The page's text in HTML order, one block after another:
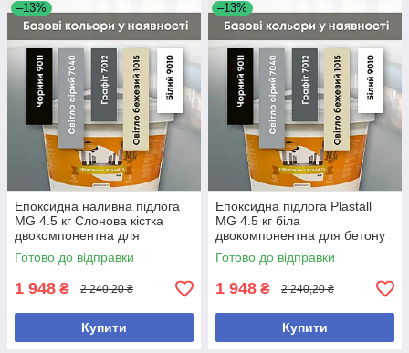
–13%
Епоксидна наливна підлога
MG 4.5 кг Слонова кістка
двокомпонентна для
житлових та виробничих
приміщень
Готово до відправки
1 948 ₴ 2 240,20 ₴
Купити
–13%
Епоксидна підлога Plastall
MG 4.5 кг біла
двокомпонентна для бетону
та металу наливна
самовирівнювальна
Готово до відправки
1 948 ₴ 2 240,20 ₴
Купити